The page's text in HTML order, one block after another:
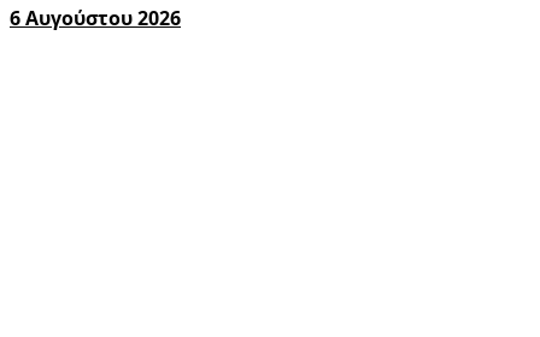
6 Αυγούστου 2026